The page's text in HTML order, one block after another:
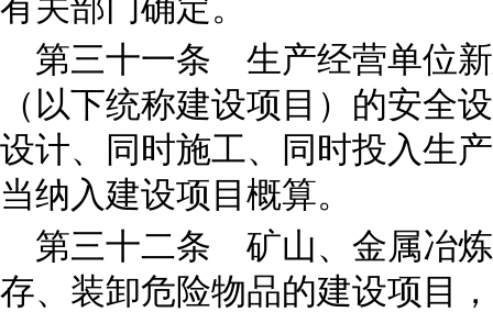
有关部门确定。
第三十一条 生产经营单位
（以下统称建设项目）的安全
设计、同时施工、同时投入生
当纳入建设项目概算。
第三十二条 矿山、金属冶
存、装卸危险物品的建设项目